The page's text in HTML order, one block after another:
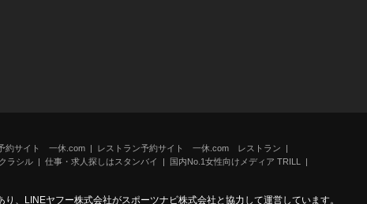
約サイト 一休.com
レストラン予約サイト 一休.com レストラン
ラシル 仕事・求人探しはスタンバイ
国内No.1女性向けメディア TRILL
、LINEヤフー株式会社がスポーツナビ株式会社と協力して運営しています。